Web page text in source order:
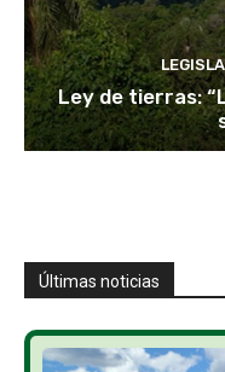
Ley de tierras:
Últimas noticias